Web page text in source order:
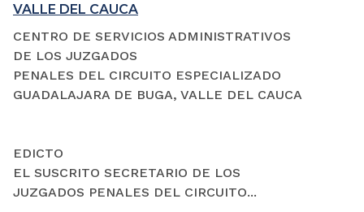
VALLE DEL CAUCA
CENTRO DE SERVICIOS ADMINISTRATIVOS
DE LOS JUZGADOS
PENALES DEL CIRCUITO ESPECIALIZADO
GUADALAJARA DE BUGA, VALLE DEL CAUCA
EDICTO
EL SUSCRITO SECRETARIO DE LOS
JUZGADOS PENALES DEL CIRCUITO...